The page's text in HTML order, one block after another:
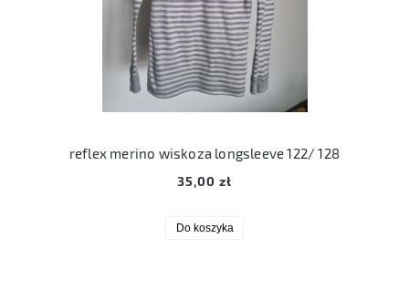
reflex merino wiskoza longsleeve 122/ 128
35,00 zł
Do koszyka